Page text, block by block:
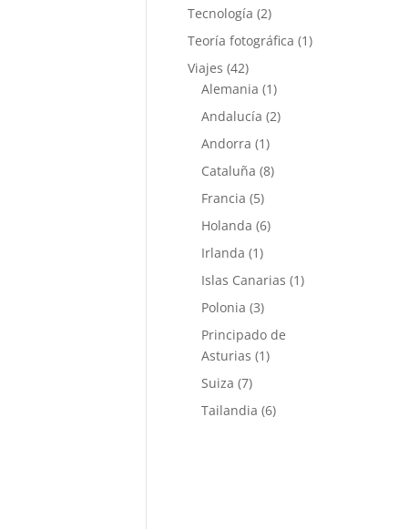
Tecnología (2)
Teoría fotográfica (1)
Viajes (42)
Alemania (1)
Andalucía (2)
Andorra (1)
Cataluña (8)
Francia (5)
Holanda (6)
Irlanda (1)
Islas Canarias (1)
Polonia (3)
Principado de
Asturias (1)
Suiza (7)
Tailandia (6)